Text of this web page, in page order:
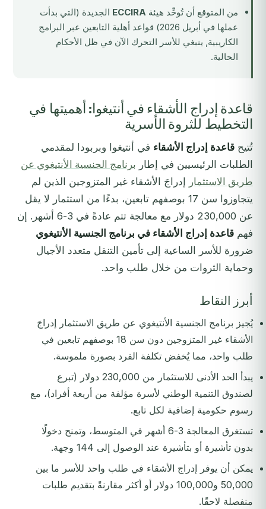
من المتوقع أن تُوحِّد هيئة ECCIRA الجديدة (التي بدأت
عملها في أبريل 2026) قواعد أهلية التابعين عبر البرامج
الكاريبية, ينبغي للأسر التحرك الآن في ظل الأحكام
الحالية.
قاعدة إدراج الأشقاء في أنتيغوا: أهميتها في
التخطيط للثروة الأسرية
تُتيح قاعدة إدراج الأشقاء في أنتيغوا وبربودا لمقدمي
الطلبات الرئيسيين في إطار برنامج الجنسية الأنتيغوي عن
طريق الاستثمار
إدراجَ الأشقاء غير المتزوجين الذين لم
يتجاوزوا سن 17 بوصفهم تابعين، بدءًا من استثمار لا يقل
عن 230,000 دولار مع معالجة تتم عادةً في 3-6 أشهر. إن
فهم قاعدة إدراج الأشقاء في برنامج الجنسية الأنتيغوي
ضرورة للأسر الساعية إلى تأمين التنقل متعدد الأجيال
وحماية الثروات من خلال طلب واحد.
أبرز النقاط
يُجيز برنامج الجنسية الأنتيغوي عن طريق الاستثمار إدراجَ
الأشقاء غير المتزوجين دون سن 18 بوصفهم تابعين في
طلب واحد، مما يُخفض تكلفة الفرد بصورة ملموسة.
يبدأ الحد الأدنى للاستثمار من 230,000 دولار (تبرع
لصندوق التنمية الوطني لأسرة مؤلفة من أربعة أفراد)، مع
رسوم حكومية إضافية لكل تابع.
تستغرق المعالجة 3-6 أشهر في المتوسط، وتمنح دخولًا
بدون تأشيرة أو بتأشيرة عند الوصول إلى 144 وجهة.
يمكن أن يوفر إدراج الأشقاء في طلب واحد للأسر ما بين
50,000 و100,000 دولار أو أكثر مقارنةً بتقديم طلبات
منفصلة لاحقًا.